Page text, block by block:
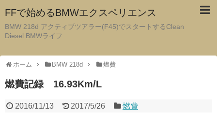
FFで始めるBMWエクスペリエンス
BMW 218d アクティブツアラー(F45)でスタートするClean
Diesel BMWライフ
ホーム BMW 218d 燃費
燃費記録 16.93Km/L
2016/11/13 2017/5/26 燃費